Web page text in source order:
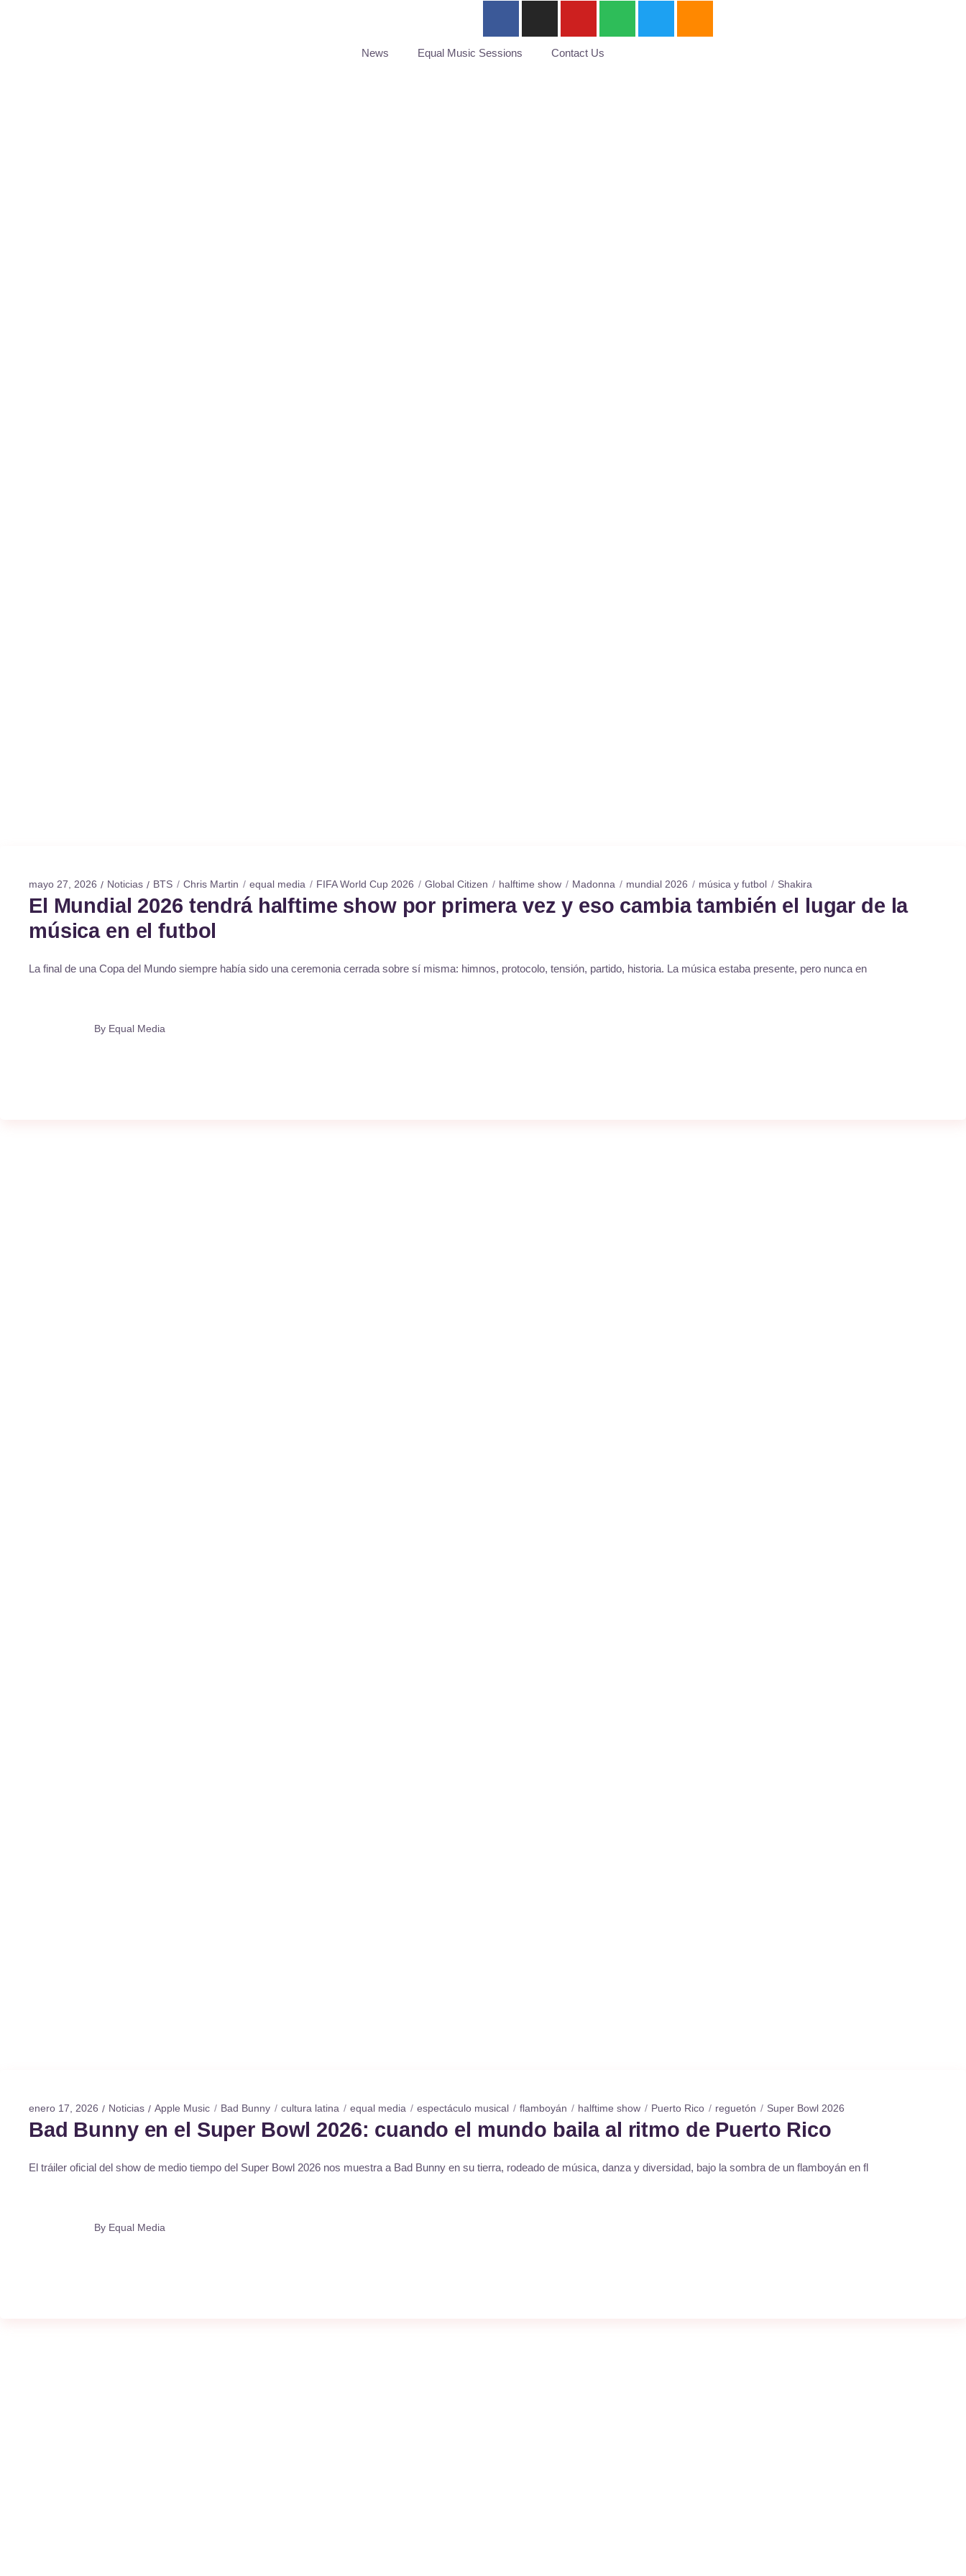
News Equal Music Sessions Contact Us
mayo 27, 2026 Noticias BTS Chris Martin equal media FIFA World Cup 2026 Global Citizen halftime show Madonna mundial 2026 música y futbol Shakira
El Mundial 2026 tendrá halftime show por primera vez y eso cambia también el lugar de la
música en el futbol
La final de una Copa del Mundo siempre había sido una ceremonia cerrada sobre sí misma: himnos, protocolo, tensión, partido, historia. La música estaba presente, pero nunca en
By Equal Media
enero 17, 2026 Noticias Apple Music Bad Bunny cultura latina equal media espectáculo musical flamboyán halftime show Puerto Rico reguetón Super Bowl 2026
Bad Bunny en el Super Bowl 2026: cuando el mundo baila al ritmo de Puerto Rico
El tráiler oficial del show de medio tiempo del Super Bowl 2026 nos muestra a Bad Bunny en su tierra, rodeado de música, danza y diversidad, bajo la sombra de un flamboyán en fl
By Equal Media